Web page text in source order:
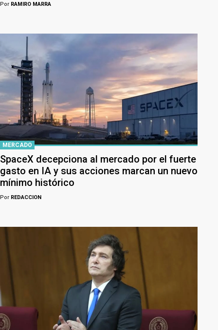
Por RAMIRO MARRA
MERCADO
SpaceX decepciona al mercado por el fuerte
gasto en IA y sus acciones marcan un nuevo
mínimo histórico
Por REDACCION